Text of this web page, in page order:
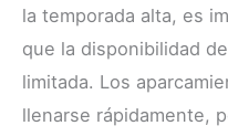
la temporada alta, es
que la disponibilidad
limitada. Los
llenarse rápidamente,